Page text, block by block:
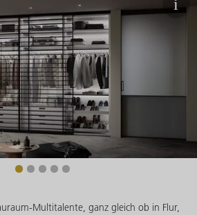
Multitalente, ganz gleich ob in Flur,